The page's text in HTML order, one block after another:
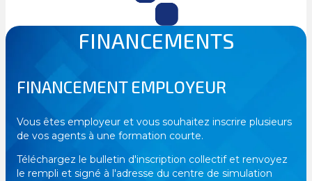
FINANCEMENTS
FINANCEMENT EMPLOYEUR
Vous êtes employeur et vous souhaitez inscrire plusieurs
de vos agents à une formation courte.
Téléchargez le bulletin d'inscription collectif et renvoyez
le rempli et signé à l'adresse du centre de simulation